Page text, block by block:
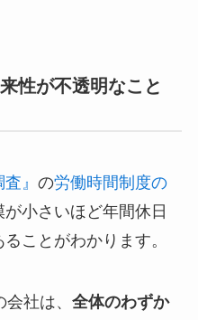
性が不透明なこと
』 の労働時間制度の
小さいほど年間休日
ことがわかります。
社は、 全体のわずか